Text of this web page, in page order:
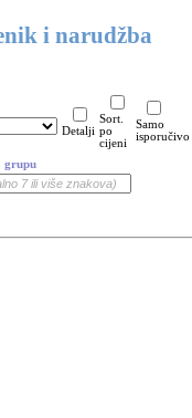
i narudžba
Detalji
Sort.
po
cijeni
Samo
isporučivo